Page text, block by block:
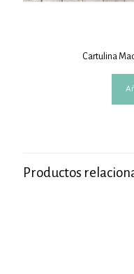
Cartulina
Productos